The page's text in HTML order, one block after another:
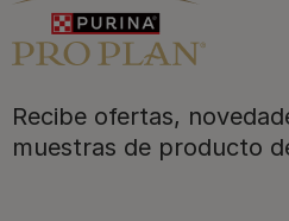
Recibe ofertas,
muestras de producto
Purina
Para nuestros socios